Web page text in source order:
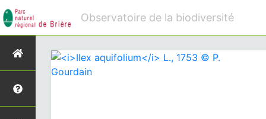
Observatoire de la biodiversité